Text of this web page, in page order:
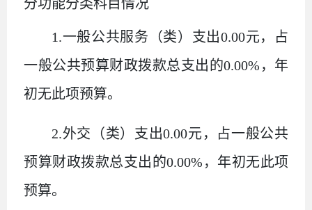
分功能分类科目情况
1.一般公共服务（类）支出0.00元，占
一般公共预算财政拨款总支出的0.00% ，年
初无此项预算。
2.外交（类）支出0.00元，占一般公共
预算财政拨款总支出的0.00% ，年初无此项
预算。